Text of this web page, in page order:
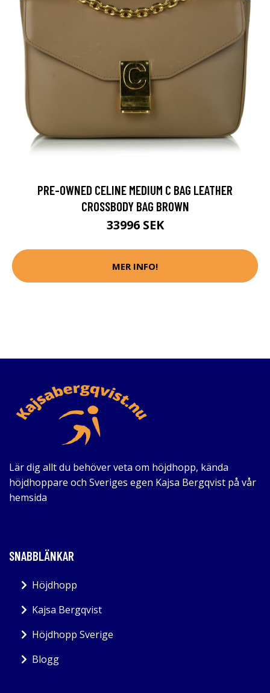
PRE-OWNED CELINE MEDIUM C BAG LEATHER
CROSSBODY BAG BROWN
33996 SEK
MER INFO!
Lär dig allt du behöver veta om höjdhopp, kända
höjdhoppare och Sveriges egen Kajsa Bergqvist på vår
hemsida
SNABBLÄNKAR
Höjdhopp
Kajsa Bergqvist
Höjdhopp Sverige
Blogg